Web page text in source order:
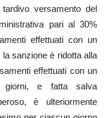
versamento del
pari al 30%
effettuati con un
sanzione è ridotta alla
effettuati con un
giorni, e fatta salva
è ulteriormente